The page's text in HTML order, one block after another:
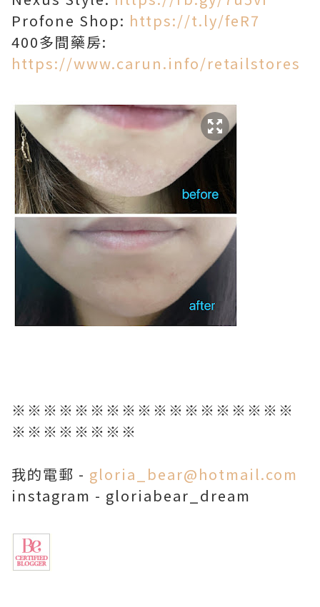
Profone Shop: https://t.ly/feR7
400多間藥房:
https://www.carun.info/retailstores
※※※※※※※※※※※※※※※※※※
※※※※※※※※
我的電郵 - gloria_bear@hotmail.com
instagram - gloriabear_dream